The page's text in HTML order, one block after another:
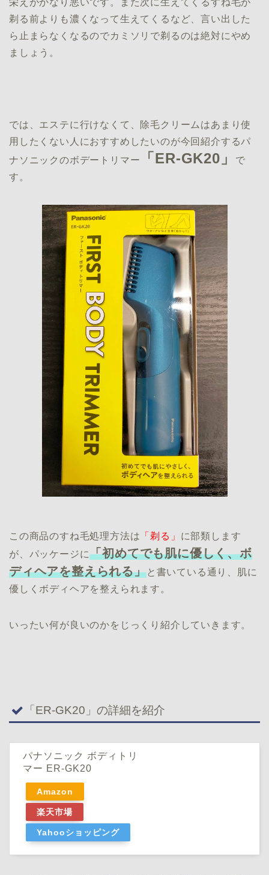
栄えがかなり悪いです。また次に生えてくるすね毛が
剃る前よりも濃くなって生えてくるなど、言い出した
ら止まらなくなるのでカミソリで剃るのは絶対にやめ
ましょう。
では、エステに行けなくて、除毛クリームはあまり使
用したくない人におすすめしたいのが今回紹介するパ
ナソニックのボデートリマー
「ER-GK20」
で
す。
この商品のすね毛処理方法は 「剃る」 に部類します
が、パッケージに「初めてでも肌に優しく、ボ
ディヘアを整えられる」と書いている通り、肌に
優しくボディヘアを整えられます。
いったい何が良いのかをじっくり紹介していきます。
「ER-GK20」の詳細を紹介
パナソニック ボディトリ
マー ER-GK20
Amazon
楽天市場
Yahooショッピング